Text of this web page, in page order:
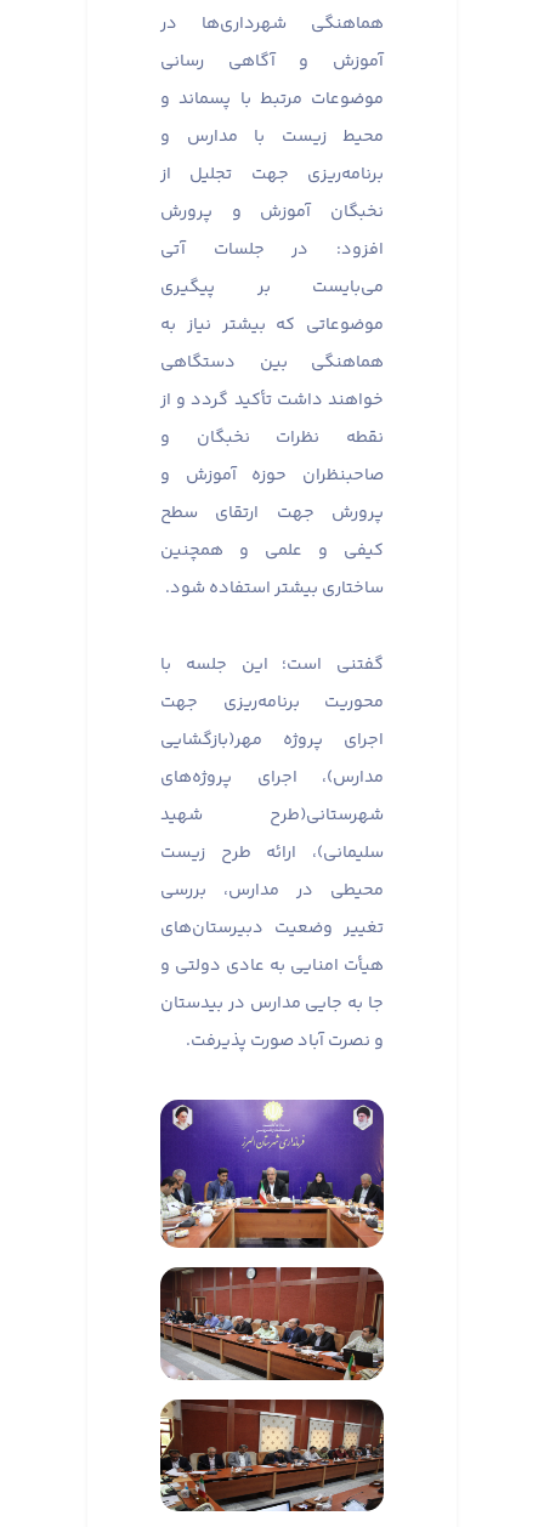
هماهنگی شهرداری‌ها در
آموزش و آگاهی رسانی
موضوعات مرتبط با پسماند و
محیط زیست با مدارس و
برنامه‌ریزی جهت تجلیل از
نخبگان آموزش و پرورش
افزود: در جلسات آتی
می‌بایست بر پیگیری
موضوعاتی که بیشتر نیاز به
هماهنگی بین دستگاهی
خواهند داشت تأکید گردد و از
نقطه نظرات نخبگان و
صاحبنظران حوزه آموزش و
پرورش جهت ارتقای سطح
کیفی و علمی و همچنین
ساختاری بیشتر استفاده شود.
گفتنی است؛ این جلسه با
محوریت برنامه‌ریزی جهت
اجرای پروژه مهر(بازگشایی
مدارس)، اجرای پروژه‌های
شهرستانی(طرح شهید
سلیمانی)، ارائه طرح زیست
محیطی در مدارس، بررسی
تغییر وضعیت دبیرستان‌‌های
هیأت امنایی به عادی دولتی و
جا به جایی مدارس در بیدستان
و نصرت آباد صورت پذیرفت.